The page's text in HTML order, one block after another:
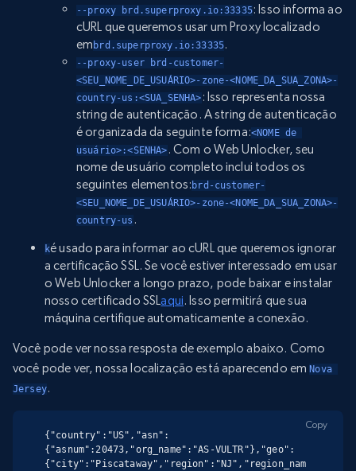
--proxy brd.superproxy.io:33335: Isso informa ao
cURL que queremos usar um Proxy localizado
em brd.superproxy.io:33335.
--proxy-user brd-customer-
<SEU_NOME_DE_USUÁRIO>-zone-<NOME_DA_SUA_ZONA>-
country-us:<SUA_SENHA> : Isso representa nossa
string de autenticação. A string de autenticação
é organizada da seguinte forma:<NOME de
usuário>:<SENHA> . Com o Web Unlocker, seu
nome de usuário completo inclui todos os
seguintes elementos: brd-customer-
<SEU_NOME_DE_USUÁRIO>-zone-<NOME_DA_SUA_ZONA>-
country-us .
ké usado para informar ao cURL que queremos ignorar
a certificação SSL. Se você estiver interessado em usar
o Web Unlocker a longo prazo, pode baixar e instalar
nosso certificado SSLaqui. Isso permitirá que sua
máquina certifique automaticamente a conexão.
Você pode ver nossa resposta de exemplo abaixo. Como
você pode ver, nossa localização está aparecendo emNova
Jersey.
{"country":"US","asn":
{"asnum":20473,"org_name":"AS-VULTR"},"geo":
{"city":"Piscataway","region":"NJ","region_nam
Copy